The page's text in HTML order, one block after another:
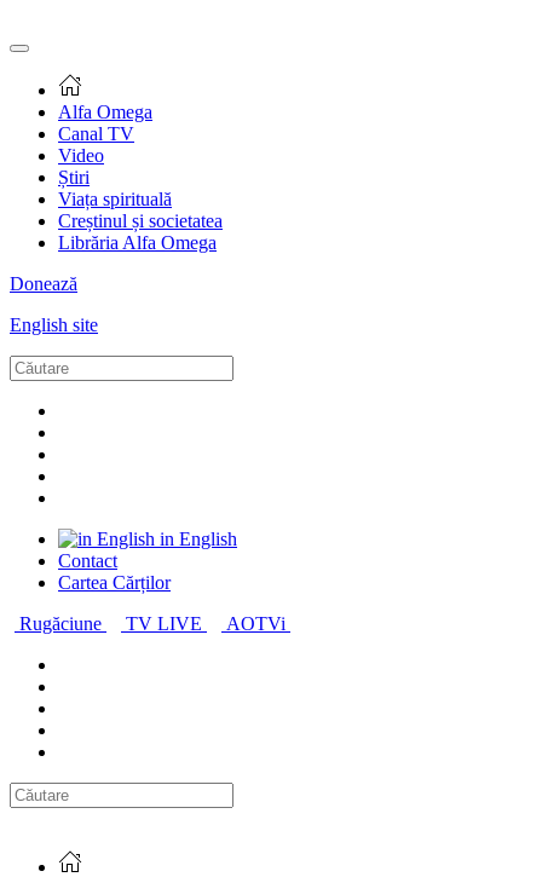
Alfa Omega
Canal TV
Video
Știri
Viața spirituală
Creștinul și societatea
Librăria Alfa Omega
Donează
English site
in English
Contact
Cartea Cărților
Rugăciune
TV LIVE AOTVi